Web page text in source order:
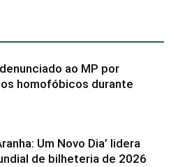
ao MP por
homofóbicos durante
Um Novo Dia’ lidera
de bilheteria de 2026